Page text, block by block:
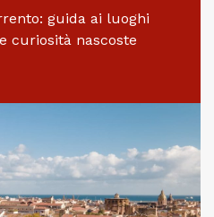
guida ai luoghi
curiosità nascoste